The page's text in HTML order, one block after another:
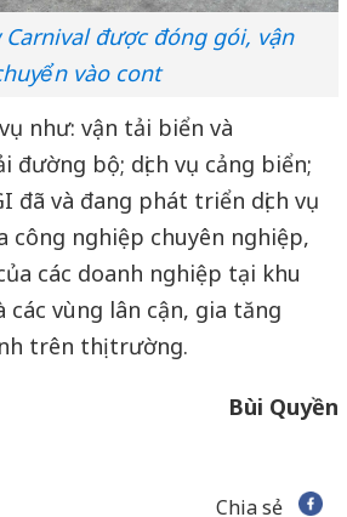
Carnival được đóng gói, vận
vào cont
như: vận tải biển và
đường bộ; dịch vụ cảng biển;
đã và đang phát triển dịch vụ
công nghiệp chuyên nghiệp,
các doanh nghiệp tại khu
các vùng lân cận, gia tăng
trên thị trường.
Bùi Quyền
Chia sẻ